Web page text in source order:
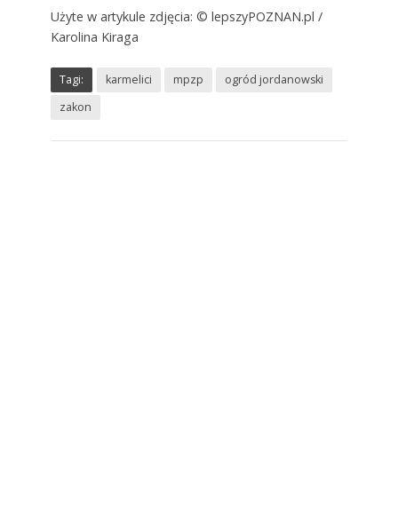
Użyte w artykule zdjęcia: © lepszyPOZNAN.pl /
Karolina Kiraga
Tagi: karmelici mpzp
ogród jordanowski
zakon